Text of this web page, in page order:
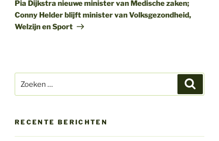
Pia Dijkstra nieuwe minister van Medische zaken;
Conny Helder blijft minister van Volksgezondheid,
Welzijn en Sport
naar:
RECENTE BERICHTEN